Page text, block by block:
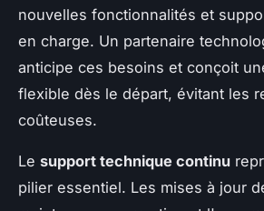
nouvelles fonctionnalités et
en charge. Un partenaire
anticipe ces besoins et conçoit
flexible dès le départ, évitant les
coûteuses.
Le support technique continu
pilier essentiel. Les mises à jour